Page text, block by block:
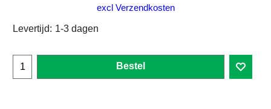
excl Verzendkosten
Levertijd: 1-3 dagen
Bestel